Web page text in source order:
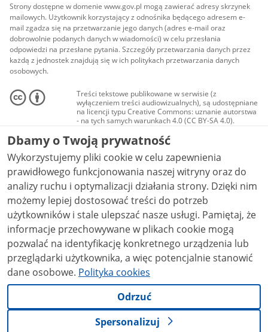
Strony dostępne w domenie www.gov.pl mogą zawierać adresy skrzynek
mailowych. Użytkownik korzystający z odnośnika będącego adresem e-
mail zgadza się na przetwarzanie jego danych (adres e-mail oraz
dobrowolnie podanych danych w wiadomości) w celu przesłania
odpowiedzi na przesłane pytania. Szczegóły przetwarzania danych przez
każdą z jednostek znajdują się w ich politykach przetwarzania danych
osobowych.
Treści tekstowe publikowane w serwisie (z
wyłączeniem treści audiowizualnych), są udostępniane
na licencji typu Creative Commons: uznanie autorstwa
- na tych samych warunkach 4.0 (CC BY-SA 4.0).
Materiały audiowizualne, w tym zdjęcia, materiały
audio i wideo, są udostępniane na licencji typu
Creative Commons: uznanie autorstwa użycie
niekomercyjne - bez utworów zależnych 4.0 (CC BY-
NC-ND 4.0), o ile nie jest to stwierdzone inaczej.
Dbamy o Twoją prywatność
Wykorzystujemy pliki cookie w celu zapewnienia
prawidłowego funkcjonowania naszej witryny oraz do
analizy ruchu i optymalizacji działania strony. Dzięki nim
możemy lepiej dostosować treści do potrzeb
użytkowników i stale ulepszać nasze usługi. Pamiętaj, że
informacje przechowywane w plikach cookie mogą
pozwalać na identyfikację konkretnego urządzenia lub
przeglądarki użytkownika, a więc potencjalnie stanowić
dane osobowe. Polityka cookies
Odrzuć
Spersonalizuj